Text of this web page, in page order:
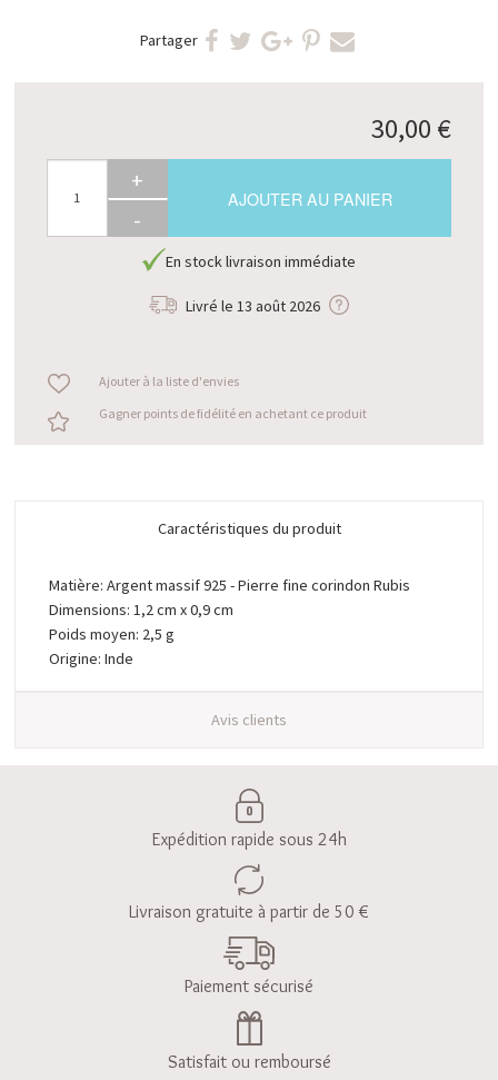
Partager
30,00 €
+
-
AJOUTER AU PANIER
En stock livraison immédiate
Livré le 13 août 2026
Ajouter à la liste d'envies
Gagner points de fidélité en achetant ce produit
Caractéristiques du produit
Matière: Argent massif 925 - Pierre fine corindon Rubis
Dimensions: 1,2 cm x 0,9 cm
Poids moyen: 2,5 g
Origine: Inde
Avis clients
Expédition rapide sous 24h
Livraison gratuite à partir de 50 €
Paiement sécurisé
Satisfait ou remboursé